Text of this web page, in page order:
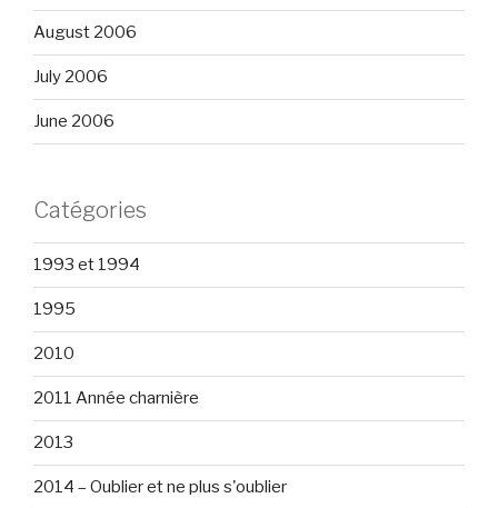
August 2006
July 2006
June 2006
Catégories
1993 et 1994
1995
2010
2011 Année charnière
2013
2014 – Oublier et ne plus s'oublier